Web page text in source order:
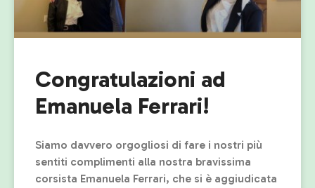
Congratulazioni ad
Emanuela Ferrari!
Siamo davvero orgogliosi di fare i nostri più
sentiti complimenti alla nostra bravissima
corsista Emanuela Ferrari, che si è aggiudicata